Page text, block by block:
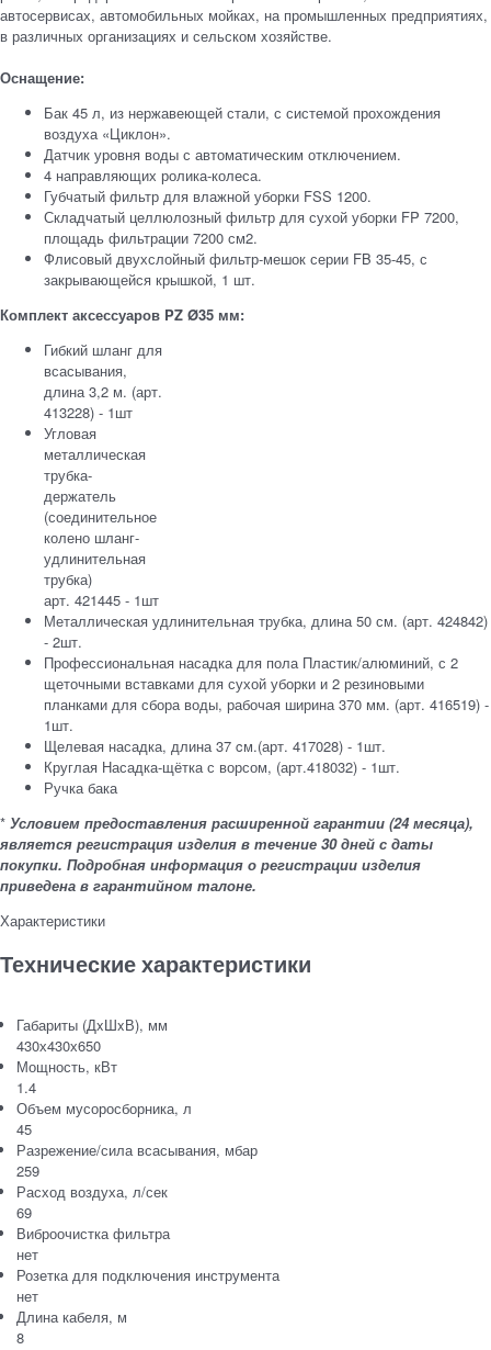
автосервисах, автомобильных мойках, на промышленных предприятиях,
в различных организациях и сельском хозяйстве.
Оснащение:
Бак 45 л, из нержавеющей стали, с системой прохождения
воздуха «Циклон».
Датчик уровня воды с автоматическим отключением.
4 направляющих ролика-колеса.
Губчатый фильтр для влажной уборки FSS 1200.
Складчатый целлюлозный фильтр для сухой уборки FP 7200,
площадь фильтрации 7200 см2.
Флисовый двухслойный фильтр-мешок серии FB 35-45, с
закрывающейся крышкой, 1 шт.
Комплект аксессуаров PZ Ø35 мм:
Гибкий шланг для
всасывания,
длина 3,2 м. (арт.
413228) - 1шт
Угловая
металлическая
трубка-
держатель
(соединительное
колено шланг-
удлинительная
трубка)
арт. 421445 - 1шт
Металлическая удлинительная трубка, длина 50 см. (арт. 424842)
- 2шт.
Профессиональная насадка для пола Пластик/алюминий, с 2
щеточными вставками для сухой уборки и 2 резиновыми
планками для сбора воды, рабочая ширина 370 мм. (арт. 416519) -
1шт.
Щелевая насадка, длина 37 cм.(арт. 417028) - 1шт.
Круглая Насадка-щётка с ворсом, (арт.418032) - 1шт.
Ручка бака
* Условием предоставления расширенной гарантии (24 месяца),
является регистрация изделия в течение 30 дней с даты
покупки. Подробная информация о регистрации изделия
приведена в гарантийном талоне.
Характеристики
Технические характеристики
Габариты (ДxШxВ), мм
430х430х650
Мощность, кВт
1.4
Объем мусоросборника, л
45
Разрежение/сила всасывания, мбар
259
Расход воздуха, л/сек
69
Виброочистка фильтра
нет
Розетка для подключения инструмента
нет
Длина кабеля, м
8